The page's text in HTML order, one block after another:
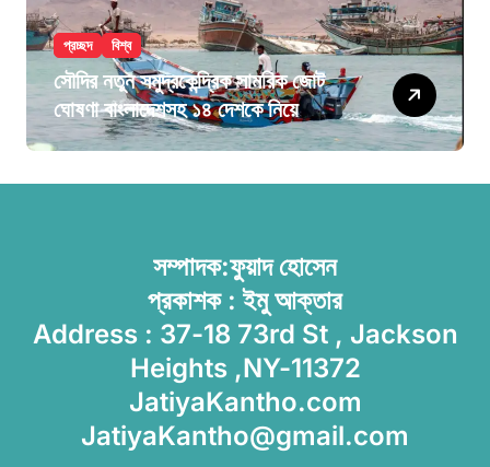
প্রচ্ছদ বিশ্ব
সৌদির নতুন সমুদ্রকেন্দ্রিক সামরিক জোট
ঘোষণা বাংলাদেশসহ ১৪ দেশকে নিয়ে
সম্পাদক:ফুয়াদ হোসেন
প্রকাশক : ইমু আক্তার
Address : 37-18 73rd St , Jackson
Heights ,NY-11372
JatiyaKantho.com
JatiyaKantho@gmail.com